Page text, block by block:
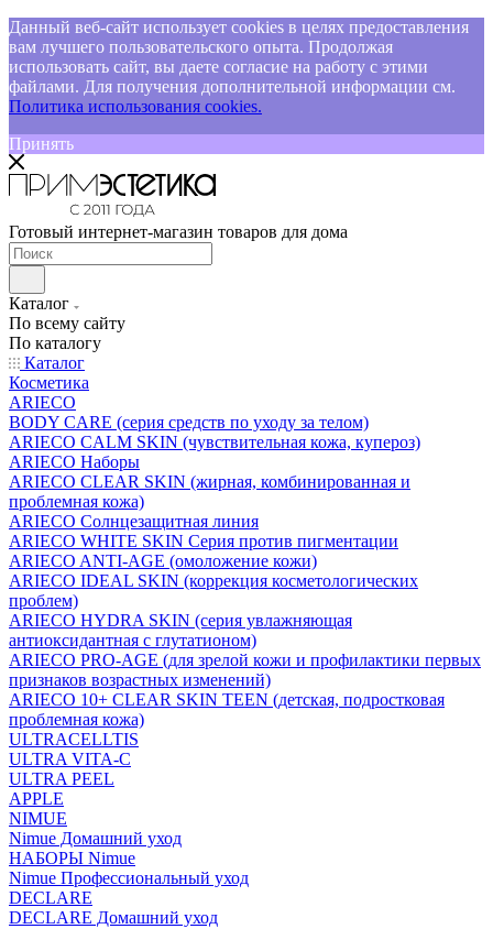
Данный веб-сайт использует cookies в целях предоставления
вам лучшего пользовательского опыта. Продолжая
использовать сайт, вы даете согласие на работу с этими
файлами. Для получения дополнительной информации см.
Политика использования cookies.
Принять
Готовый интернет-магазин товаров для дома
Каталог
По всему сайту
По каталогу
Каталог
Косметика
ARIECO
BODY CARE (серия средств по уходу за телом)
ARIECO CALM SKIN (чувствительная кожа, купероз)
ARIECO Наборы
ARIECO CLEAR SKIN (жирная, комбинированная и
проблемная кожа)
ARIECO Солнцезащитная линия
ARIECO WHITE SKIN Серия против пигментации
ARIECO ANTI-AGE (омоложение кожи)
ARIECO IDEAL SKIN (коррекция косметологических
проблем)
ARIECO HYDRA SKIN (серия увлажняющая
антиоксидантная с глутатионом)
ARIECO PRO-AGE (для зрелой кожи и профилактики первых
признаков возрастных изменений)
ARIECO 10+ CLEAR SKIN TEEN (детская, подростковая
проблемная кожа)
ULTRACELLTIS
ULTRA VITA-C
ULTRA PEEL
APPLE
NIMUE
Nimue Домашний уход
НАБОРЫ Nimue
Nimue Профессиональный уход
DECLARE
DECLARE Домашний уход